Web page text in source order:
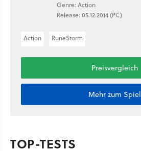
Genre: Action
Release: 05.12.2014 (PC)
Action RuneStorm
Preisvergleich
Mehr zum Spiel
TOP-TESTS